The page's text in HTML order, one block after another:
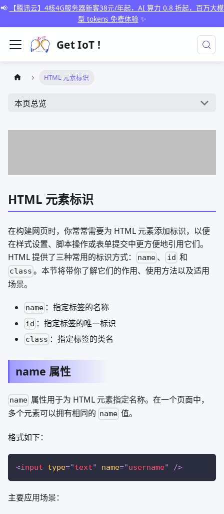
📢
【腾讯云】4核4G服务器新客38元/年起，AI 算力 0.8 折起，百万大模
型 tokens 免费体验 ✨
Get IoT !
HTML 元素标识
本页总览
HTML 元素标识
在构建网页时，你常常需要为 HTML 元素添加标识，以便
在样式设置、脚本操作或表单提交中更方便地引用它们。
HTML 提供了三种常用的标识方式：
name 、 id 和
class 。本节将带你了解它们的作用、使用方法以及适用
场景。
name ：指定标签的名称
id ：指定标签的唯一标识
class ：指定标签的类名
name 属性
name 属性用于为 HTML 元素指定名称。在一个页面中，
多个元素可以拥有相同的 name 值。
格式如下：
<input type="text" name="username" />
主要应用场景：